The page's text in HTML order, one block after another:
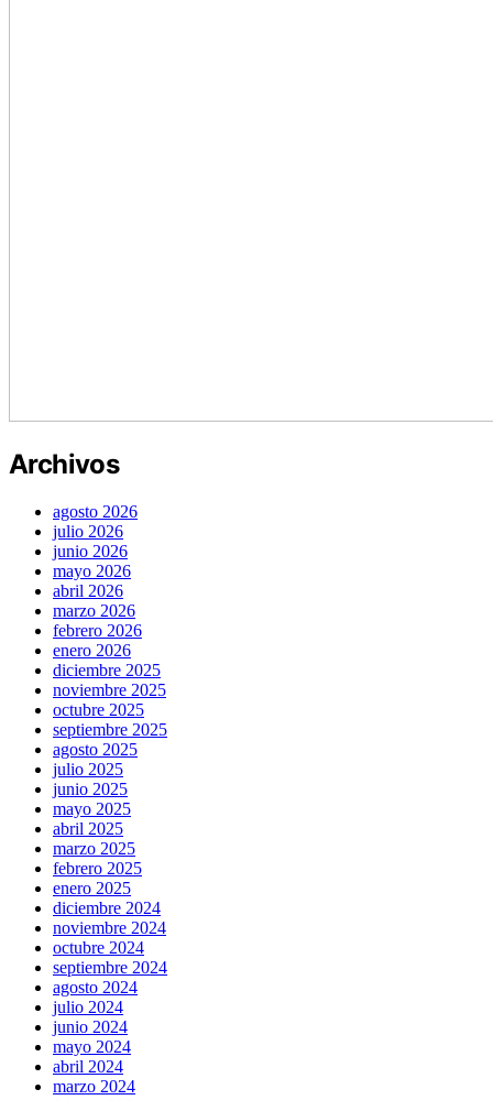
Archivos
agosto 2026
julio 2026
junio 2026
mayo 2026
abril 2026
marzo 2026
febrero 2026
enero 2026
diciembre 2025
noviembre 2025
octubre 2025
septiembre 2025
agosto 2025
julio 2025
junio 2025
mayo 2025
abril 2025
marzo 2025
febrero 2025
enero 2025
diciembre 2024
noviembre 2024
octubre 2024
septiembre 2024
agosto 2024
julio 2024
junio 2024
mayo 2024
abril 2024
marzo 2024